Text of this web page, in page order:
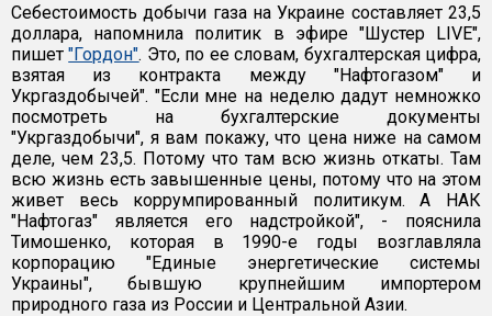
Себестоимость добычи газа на Украине составляет 23,5
доллара, напомнила политик в эфире "Шустер LIVE",
пишет"Гордон". Это, по ее словам, бухгалтерская цифра,
взятая из контракта между "Нафтогазом" и
Укргаздобычей". "Если мне на неделю дадут немножко
посмотреть на бухгалтерские документы
"Укргаздобычи", я вам покажу, что цена ниже на самом
деле, чем 23,5. Потому что там всю жизнь откаты. Там
всю жизнь есть завышенные цены, потому что на этом
живет весь коррумпированный политикум. А НАК
"Нафтогаз" является его надстройкой", - пояснила
Тимошенко, которая в 1990-е годы возглавляла
корпорацию "Единые энергетические системы
Украины", бывшую крупнейшим импортером
природного газа из России и Центральной Азии.